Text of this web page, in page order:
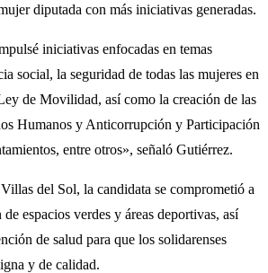
diputada con más iniciativas generadas.
iniciativas enfocadas en temas
social, la seguridad de todas las mujeres en
de Movilidad, así como la creación de las
Humanos y Anticorrupción y Participación
entre otros», señaló Gutiérrez.
del Sol, la candidata se comprometió a
espacios verdes y áreas deportivas, así
de salud para que los solidarenses
y de calidad.